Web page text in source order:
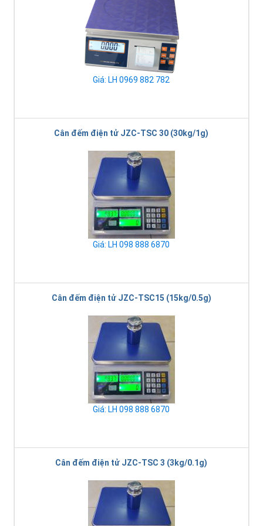
Giá: LH 0969 882 782
Cân đếm điện tử JZC-TSC 30 (30kg/1g)
Giá: LH 098 888 6870
Cân đếm điện tử JZC-TSC15 (15kg/0.5g)
Giá: LH 098 888 6870
Cân đếm điện tử JZC-TSC 3 (3kg/0.1g)